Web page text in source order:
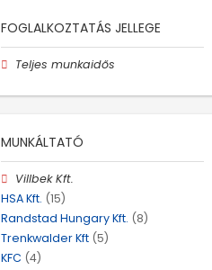
FOGLALKOZTATÁS JELLEGE
Teljes munkaidős
MUNKÁLTATÓ
Villbek Kft.
HSA Kft. (15)
Randstad Hungary Kft. (8)
Trenkwalder Kft (5)
KFC (4)